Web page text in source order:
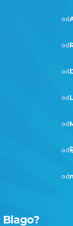
od
od
od
od
od
od
od
Blago?